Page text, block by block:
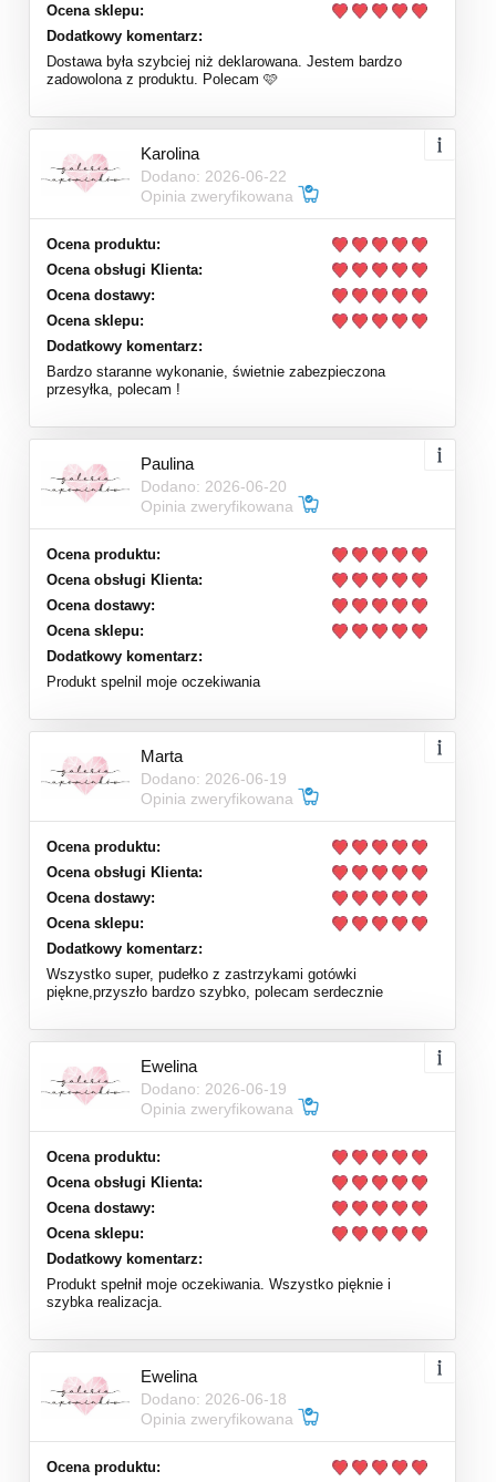
Ocena sklepu:
Dodatkowy komentarz:
Dostawa była szybciej niż deklarowana. Jestem bardzo
zadowolona z produktu. Polecam 🩷
Karolina
Dodano: 2026-06-22
Opinia zweryfikowana
Ocena produktu:
Ocena obsługi Klienta:
Ocena dostawy:
Ocena sklepu:
Dodatkowy komentarz:
Bardzo staranne wykonanie, świetnie zabezpieczona
przesyłka, polecam !
Paulina
Dodano: 2026-06-20
Opinia zweryfikowana
Ocena produktu:
Ocena obsługi Klienta:
Ocena dostawy:
Ocena sklepu:
Dodatkowy komentarz:
Produkt spelnil moje oczekiwania
Marta
Dodano: 2026-06-19
Opinia zweryfikowana
Ocena produktu:
Ocena obsługi Klienta:
Ocena dostawy:
Ocena sklepu:
Dodatkowy komentarz:
Wszystko super, pudełko z zastrzykami gotówki
piękne,przyszło bardzo szybko, polecam serdecznie
Ewelina
Dodano: 2026-06-19
Opinia zweryfikowana
Ocena produktu:
Ocena obsługi Klienta:
Ocena dostawy:
Ocena sklepu:
Dodatkowy komentarz:
Produkt spełnił moje oczekiwania. Wszystko pięknie i
szybka realizacja.
Ewelina
Dodano: 2026-06-18
Opinia zweryfikowana
Ocena produktu: